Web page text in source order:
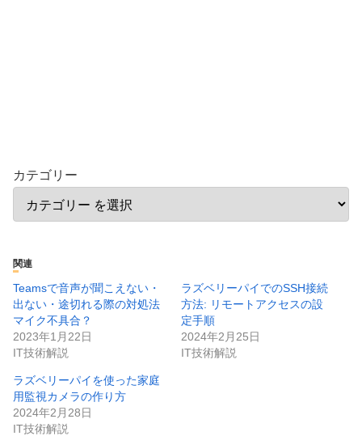
カテゴリー
関連
Teamsで音声が聞こえない・
出ない・途切れる際の対処法
マイク不具合？
2023年1月22日
IT技術解説
ラズベリーパイでのSSH接続
方法: リモートアクセスの設
定手順
2024年2月25日
IT技術解説
ラズベリーパイを使った家庭
用監視カメラの作り方
2024年2月28日
IT技術解説